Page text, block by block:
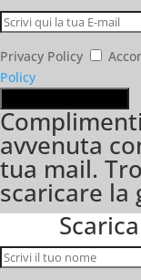
Privacy Policy
Policy
avvenuta
tua mail.
scaricare la